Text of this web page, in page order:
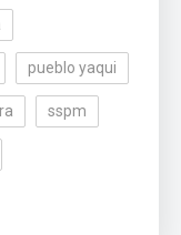
pueblo yaqui
sspm